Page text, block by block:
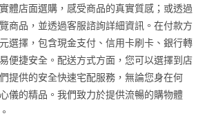
體店面選購，感受商品的真實質感；或透過
商品，並透過客服諮詢詳細資訊。在付款方
選擇，包含現金支付、信用卡刷卡、銀行轉
便捷安全。配送方式方面，您可以選擇到店
提供的安全快速宅配服務，無論您身在何
儀的精品。我們致力於提供流暢的購物體